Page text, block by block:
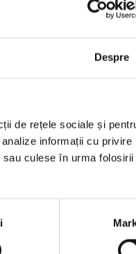
Despre
de rețele sociale și
informații cu privire
culese în urma
pentru nuanțe
se aplică ușor și se
hrănesc și protejează
de obraz îți
de machiaj și